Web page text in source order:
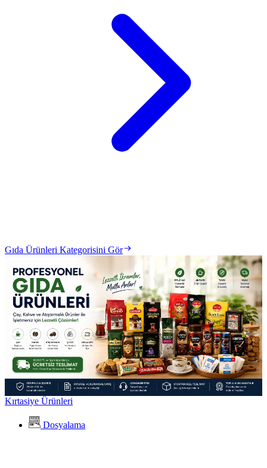
Gıda Ürünleri Kategorisini Gör
Kırtasiye Ürünleri
Dosyalama